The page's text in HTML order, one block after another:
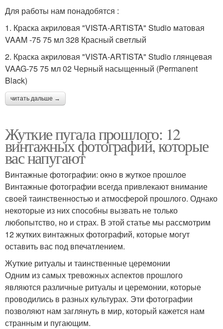
Для работы нам понадобятся :
1. Краска акриловая "VISTA-ARTISTA" Studio матовая
VAAM -75 75 мл 328 Красный светлый
2. Краска акриловая "VISTA-ARTISTA" Studio глянцевая
VAAG-75 75 мл 02 Черный насыщенный (Permanent
Black)
читать дальше →
Жуткие пугала прошлого: 12
винтажных фотографий, которые
вас напугают
Винтажные фотографии: окно в жуткое прошлое
Винтажные фотографии всегда привлекают внимание
своей таинственностью и атмосферой прошлого. Однако
некоторые из них способны вызвать не только
любопытство, но и страх. В этой статье мы рассмотрим
12 жутких винтажных фотографий, которые могут
оставить вас под впечатлением.
Жуткие ритуалы и таинственные церемонии
Одним из самых тревожных аспектов прошлого
являются различные ритуалы и церемонии, которые
проводились в разных культурах. Эти фотографии
позволяют нам заглянуть в мир, который кажется нам
странным и пугающим.